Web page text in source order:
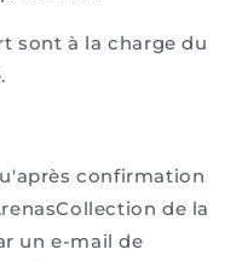
sont à la charge du
confirmation
de la
un e-mail de